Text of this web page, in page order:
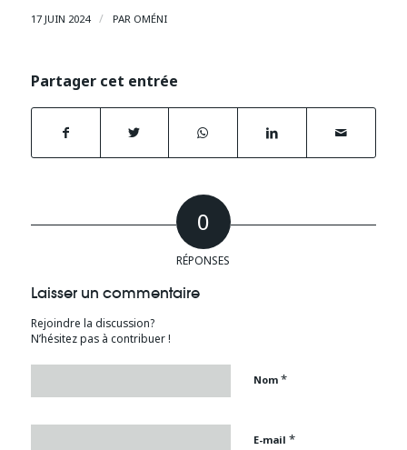
17 JUIN 2024 / PAR OMÉNI
Partager cet entrée
0
RÉPONSES
Laisser un commentaire
Rejoindre la discussion?
N’hésitez pas à contribuer !
Nom *
E-mail *